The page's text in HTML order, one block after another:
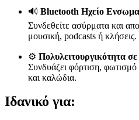
🔊 Bluetooth Ηχείο
Συνδεθείτε ασύρματα και
μουσική, podcasts ή
⚙️ Πολυλειτουργικότητα
Συνδυάζει φόρτιση,
και καλώδια.
Ιδανικό για: